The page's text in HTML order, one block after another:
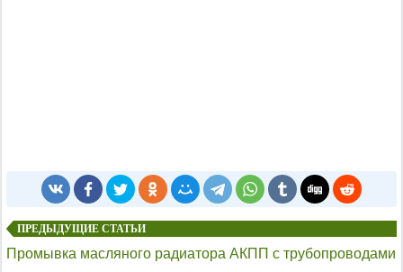
ПРЕДЫДУЩИЕ СТАТЬИ
Промывка масляного радиатора АКПП с трубопроводами